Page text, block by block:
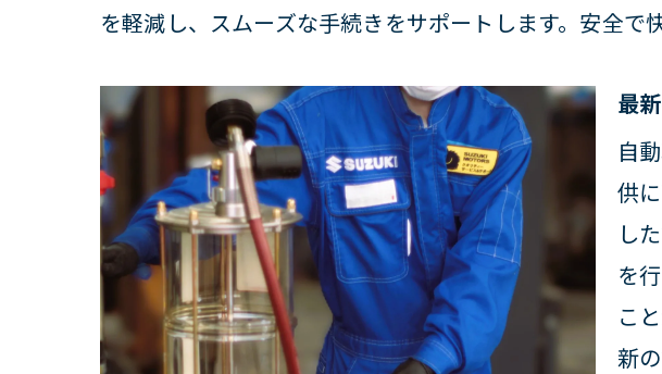
購入後も安心のメンテ
スズキモータースのア
未来のカーライフを見
親切さが自慢のスズキモー
メンテナンスの基本と重
親身な対応で信頼のメ
車の寿命を延ばすため
を軽減し、スムーズな手続きをサポートします。安全で
最
自
供
し
を
こ
新